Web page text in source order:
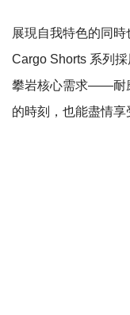
展現自我特色的同
Cargo Shorts 系列
攀岩核心需求——耐
的時刻，也能盡情享